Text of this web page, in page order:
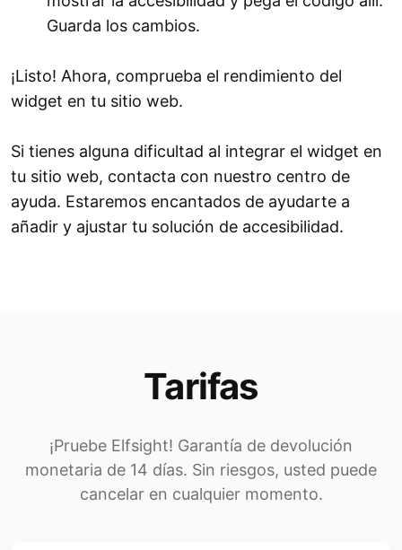
Guarda los cambios.
¡Listo! Ahora, comprueba el rendimiento del
widget en tu sitio web.
Si tienes alguna dificultad al integrar el widget en
tu sitio web, contacta con nuestro centro de
ayuda. Estaremos encantados de ayudarte a
añadir y ajustar tu solución de accesibilidad.
Tarifas
¡Pruebe Elfsight! Garantía de devolución
monetaria de 14 días. Sin riesgos, usted puede
cancelar en cualquier momento.